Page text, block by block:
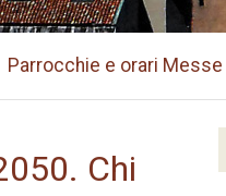
Parrocchie e orari Messe
Chi